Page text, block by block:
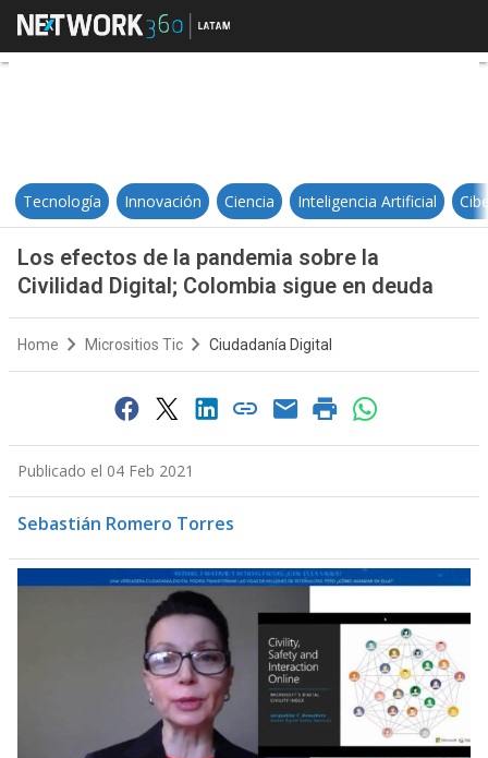
Los efectos de la pandemia
Tecnología Innovación Ciencia Inteligencia Artificial
Los efectos de la pandemia sobre la
Civilidad Digital; Colombia sigue en deuda
Home Micrositios Tic Ciudadanía Digital
Publicado el 04 Feb 2021
Sebastián Romero Torres